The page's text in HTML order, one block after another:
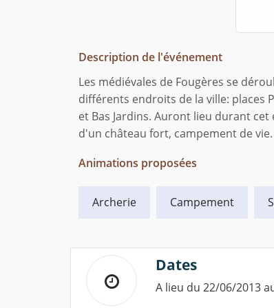
Description de l'événement
Les médiévales de Fougères se
différents endroits de la ville: places
et Bas Jardins. Auront lieu durant
d'un château fort, campement de
Animations proposées
Archerie Campement
Dates
A lieu du 22/06/2013